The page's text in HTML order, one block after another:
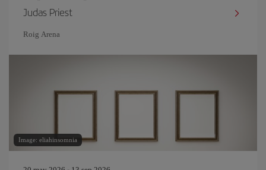
Judas Priest
Roig Arena
Image: eliahinsomnia